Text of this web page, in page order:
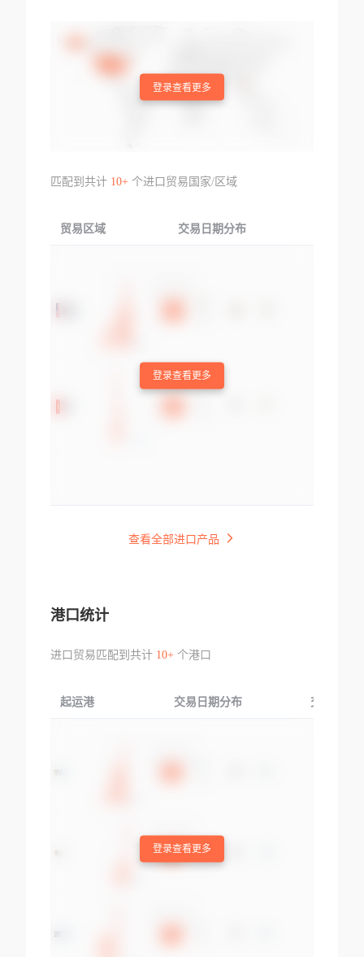
登录查看更多
匹配到共计 10+个进口贸易国家/区域
贸易区域 交易日期分布
登录查看更多
查看全部进口产品
港口统计
进口贸易匹配到共计 10+个港口
起运港 交易日期分布 交易产品
登录查看更多